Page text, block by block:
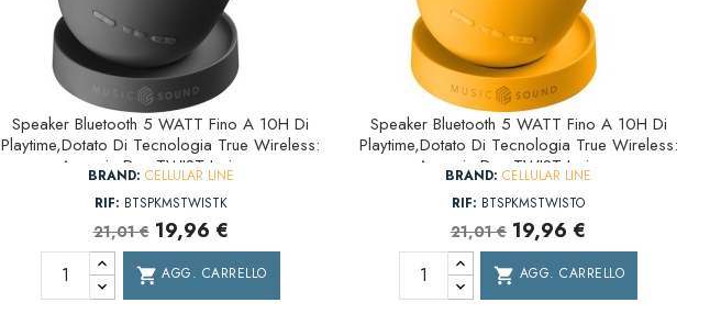
Speaker Bluetooth 5 WATT Fino A 10H Di
Playtime,Dotato Di Tecnologia True Wireless:
Associa Due TWIST Insieme
BRAND: CELLULAR LINE
RIF: BTSPKMSTWISTK
21,01 € 19,96 €
shopping_cart AGG. CARRELLO
Speaker Bluetooth 5 WATT Fino A 10H Di
Playtime,Dotato Di Tecnologia True Wireless:
Associa Due TWIST Insieme
BRAND: CELLULAR LINE
RIF: BTSPKMSTWISTO
21,01 € 19,96 €
shopping_cart AGG. CARRELLO